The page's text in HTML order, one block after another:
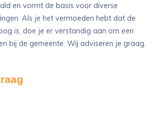
en vormt de basis voor diverse
Als je het vermoeden hebt dat de
is, doe je er verstandig aan om een
bij de gemeente. Wij adviseren je graag.